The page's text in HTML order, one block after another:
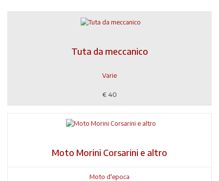
Tuta da meccanico
Varie
€ 40
Moto Morini Corsarini e altro
Moto d'epoca